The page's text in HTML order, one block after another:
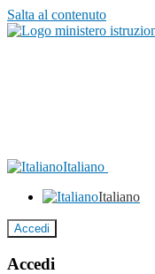
Salta al contenuto
Italiano
Italiano
Accedi
Accedi